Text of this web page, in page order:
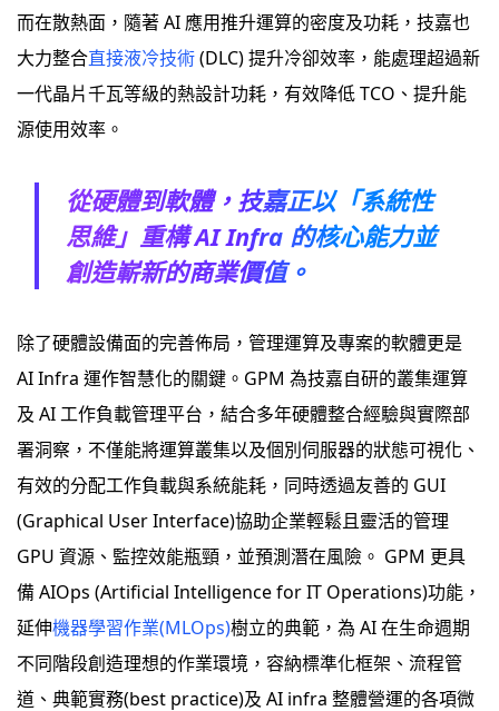
而在散熱面，隨著 AI 應用推升運算的密度及功耗，技嘉也
大力整合直接液冷技術(DLC) 提升冷卻效率，能處理超過新
一代晶片千瓦等級的熱設計功耗，有效降低 TCO、提升能
源使用效率。
從硬體到軟體，技嘉正以「系統性
思維」重構 AI Infra 的核心能力並
創造嶄新的商業價值。
除了硬體設備面的完善佈局，管理運算及專案的軟體更是
AI Infra 運作智慧化的關鍵。GPM 為技嘉自研的叢集運算
及 AI 工作負載管理平台，結合多年硬體整合經驗與實際部
署洞察，不僅能將運算叢集以及個別伺服器的狀態可視化、
有效的分配工作負載與系統能耗，同時透過友善的 GUI
(Graphical User Interface)協助企業輕鬆且靈活的管理
GPU 資源、監控效能瓶頸，並預測潛在風險。 GPM 更具
備 AIOps (Artificial Intelligence for IT Operations)功能，
延伸機器學習作業(MLOps)樹立的典範，為 AI 在生命週期
不同階段創造理想的作業環境，容納標準化框架、流程管
道、典範實務(best practice)及 AI infra 整體營運的各項微